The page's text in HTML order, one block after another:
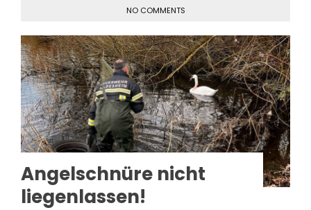
NO COMMENTS
Angelschnüre nicht
liegenlassen!